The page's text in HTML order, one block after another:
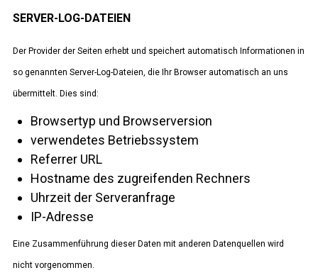
SERVER-LOG-DATEIEN
Der Provider der Seiten erhebt und speichert automatisch Informationen in
so genannten Server-Log-Dateien, die Ihr Browser automatisch an uns
übermittelt. Dies sind:
Browsertyp und Browserversion
verwendetes Betriebssystem
Referrer URL
Hostname des zugreifenden Rechners
Uhrzeit der Serveranfrage
IP-Adresse
Eine Zusammenführung dieser Daten mit anderen Datenquellen wird
nicht vorgenommen.